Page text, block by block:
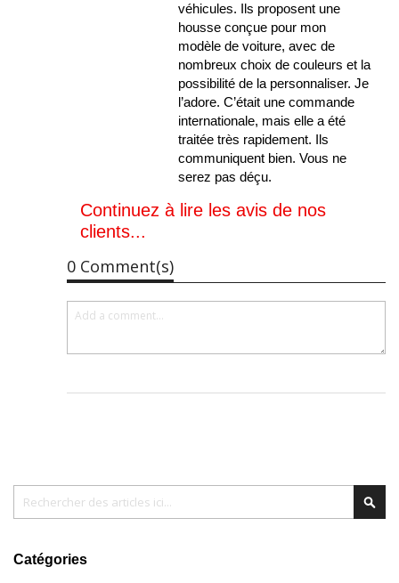
véhicules. Ils proposent une
housse conçue pour mon
modèle de voiture, avec de
nombreux choix de couleurs et la
possibilité de la personnaliser. Je
l’adore. C’était une commande
internationale, mais elle a été
traitée très rapidement. Ils
communiquent bien. Vous ne
serez pas déçu.
Continuez à lire les avis de nos
clients...
0 Comment(s)
Catégories